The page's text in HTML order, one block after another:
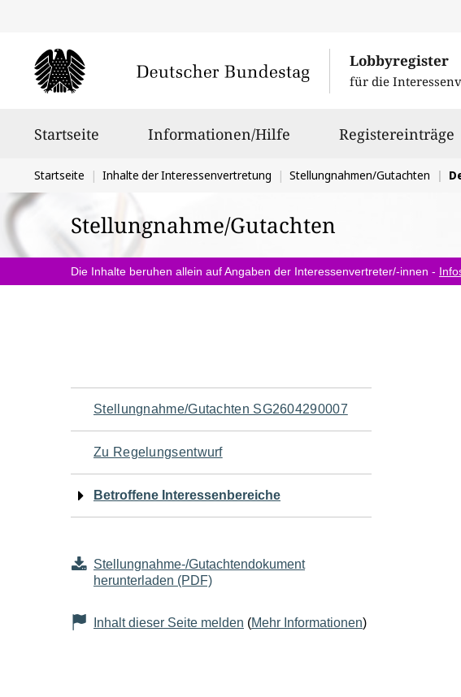
Lobbyregister
für die
Startseite Informationen/Hilfe Registereinträge
Sie
befinden
sich
hier:
Startseite Inhalte der Interessenvertretung Stellungnahmen/Gutachten
Stellungnahme/Gutachten
Die Inhalte beruhen allein auf Angaben der Interessenvertreter/-innen -
Navigation
für
den
Seiteninhalt
Stellungnahme/Gutachten SG2604290007
Zu Regelungsentwurf
Betroffene Interessenbereiche
Stellungnahme-/Gutachtendokument
herunterladen (PDF)
Inhalt dieser Seite melden (Mehr Informationen)